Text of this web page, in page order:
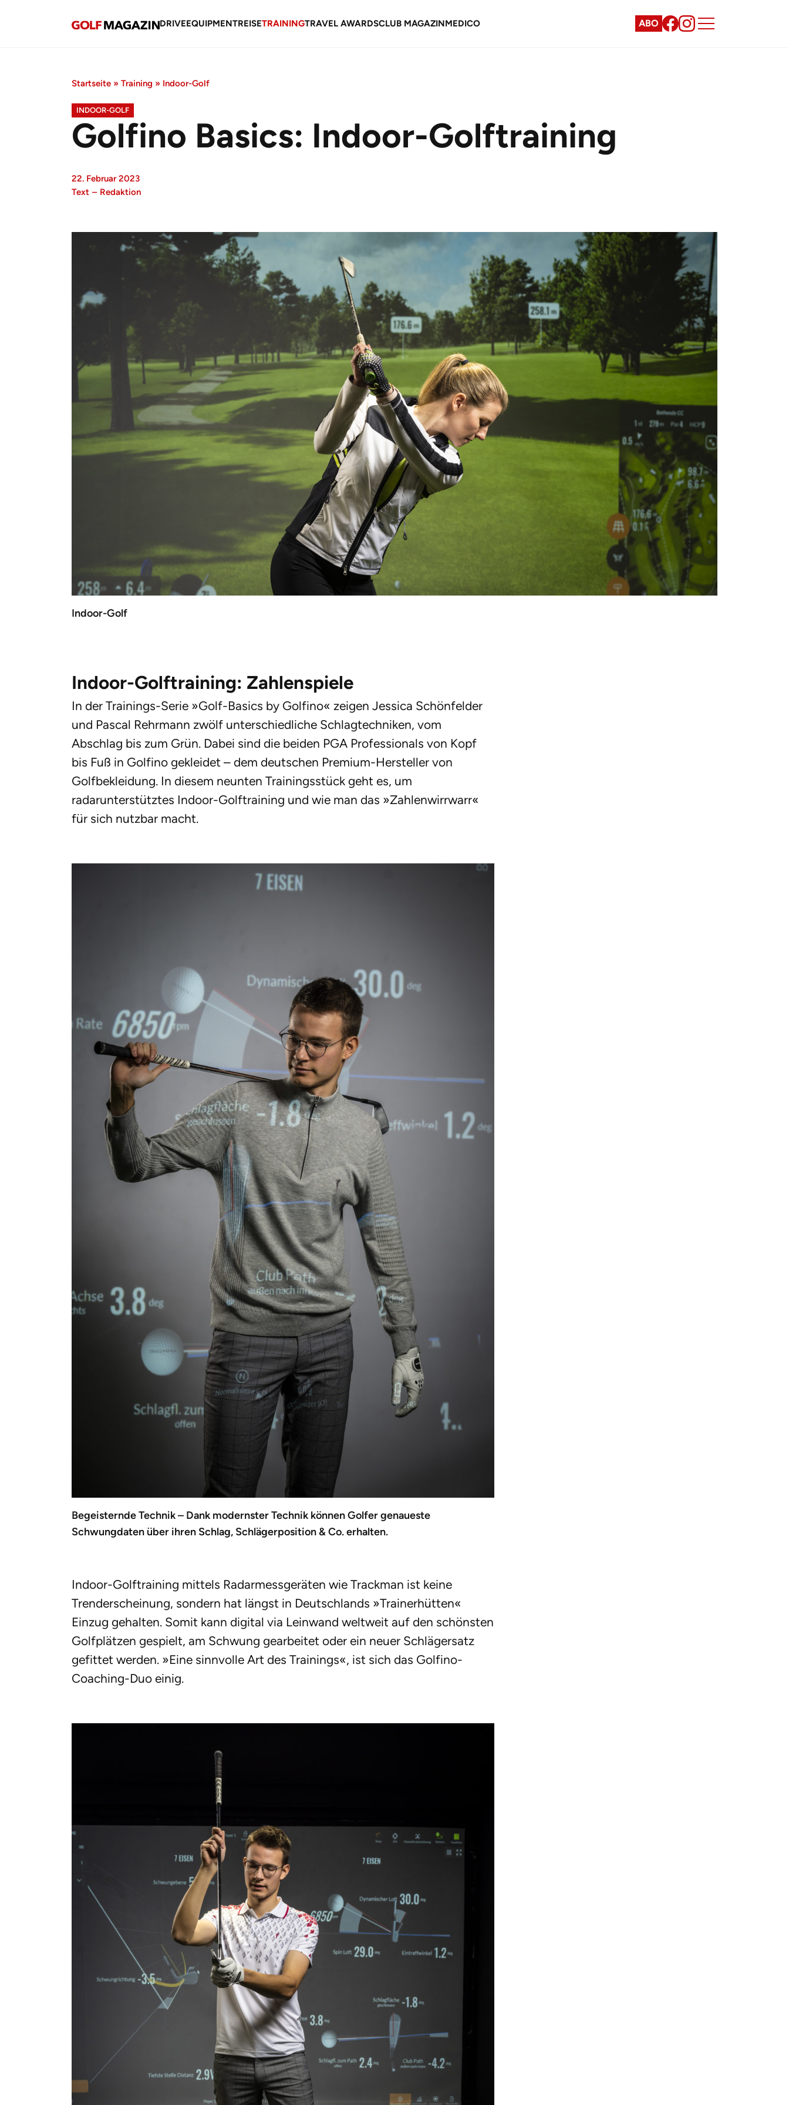
DRIVEEQUIPMENTREISETRAININGTRAVEL AWARDSCLUB MAGAZINMEDICO ABO
Startseite » Training » Indoor-Golf
INDOOR-GOLF
Golfino Basics: Indoor-Golftraining
22. Februar 2023
Text – Redaktion
Indoor-Golf
Indoor-Golftraining: Zahlenspiele
In der Trainings-Serie »Golf-Basics by Golfino« zeigen Jessica Schönfelder
und Pascal Rehrmann zwölf unterschiedliche Schlagtechniken, vom
Abschlag bis zum Grün. Dabei sind die beiden PGA Professionals von Kopf
bis Fuß in Golfino gekleidet – dem deutschen Premium-Hersteller von
Golfbekleidung. In diesem neunten Trainingsstück geht es, um
radarunterstütztes Indoor-Golftraining und wie man das »Zahlenwirrwarr«
für sich nutzbar macht.
Begeisternde Technik – Dank modernster Technik können Golfer genaueste
Schwungdaten über ihren Schlag, Schlägerposition & Co. erhalten.
Indoor-Golftraining mittels Radarmessgeräten wie Trackman ist keine
Trenderscheinung, sondern hat längst in Deutschlands »Trainerhütten«
Einzug gehalten. Somit kann digital via Leinwand weltweit auf den schönsten
Golfplätzen gespielt, am Schwung gearbeitet oder ein neuer Schlägersatz
gefittet werden. »Eine sinnvolle Art des Trainings«, ist sich das Golfino-
Coaching-Duo einig.